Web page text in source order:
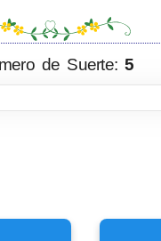
de Suerte:5